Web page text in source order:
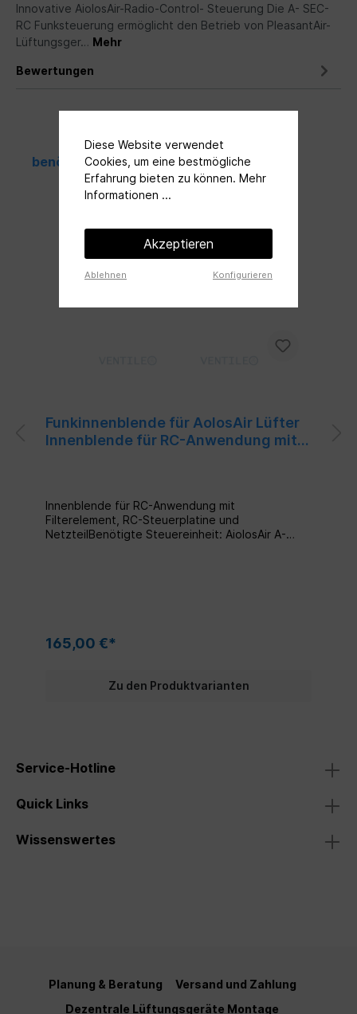
Innovative AiolosAir-Radio-Control- Steuerung Die A- SEC-
RC Funksteuerung ermöglicht den Betrieb von PleasantAir-
Lüftungsger… Mehr
Bewertungen
benötigte Komponenten
Funkinnenblende für AolosAir Lüfter
Innenblende für RC-Anwendung mit
Innenblende für RC-Anwendung mit
Filterelement, RC-Steuerplatine und
NetzteilBenötigte Steuereinheit: AiolosAir A-
165,00 €*
Zu den Produktvarianten
Service-Hotline
Quick Links
Wissenswertes
Planung & Beratung
Versand und Zahlung
Dezentrale Lüftungsgeräte Montage
Diese Website verwendet
Cookies, um eine bestmögliche
Erfahrung bieten zu können. Mehr
Informationen ...
Akzeptieren
Ablehnen Konfigurieren